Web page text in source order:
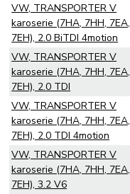
VW, TRANSPORTER V
karoserie (7HA, 7HH, 7EA,
7EH), 2.0 BiTDI 4motion
VW, TRANSPORTER V
karoserie (7HA, 7HH, 7EA,
7EH), 2.0 TDI
VW, TRANSPORTER V
karoserie (7HA, 7HH, 7EA,
7EH), 2.0 TDI 4motion
VW, TRANSPORTER V
karoserie (7HA, 7HH, 7EA,
7EH), 3.2 V6